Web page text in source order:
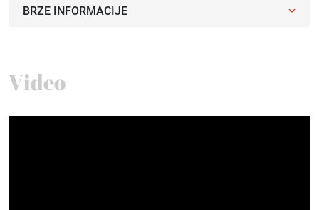
BRZE INFORMACIJE
Video